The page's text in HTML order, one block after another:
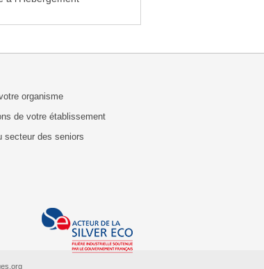
organisme
de votre établissement
secteur des seniors